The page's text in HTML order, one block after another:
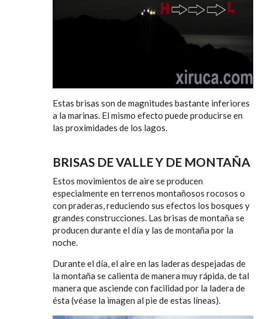
Estas brisas son de magnitudes bastante inferiores
a la marinas. El mismo efecto puede producirse en
las proximidades de los lagos.
BRISAS DE VALLE Y DE MONTAÑA
Estos movimientos de aire se producen
especialmente en terrenos montañosos rocosos o
con praderas, reduciendo sus efectos los bosques y
grandes construcciones. Las brisas de montaña se
producen durante el día y las de montaña por la
noche.
Durante el día, el aire en las laderas despejadas de
la montaña se calienta de manera muy rápida, de tal
manera que asciende con facilidad por la ladera de
ésta (véase la imagen al pie de estas líneas).